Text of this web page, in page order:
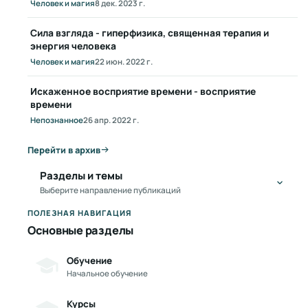
Человек и магия8 дек. 2023 г.
Сила взгляда - гиперфизика, священная терапия и
энергия человека
Человек и магия22 июн. 2022 г.
Искаженное восприятие времени - восприятие
времени
Непознанное26 апр. 2022 г.
Перейти в архив
Разделы и темы
Выберите направление публикаций
ПОЛЕЗНАЯ НАВИГАЦИЯ
Основные разделы
Обучение
Начальное обучение
Курсы